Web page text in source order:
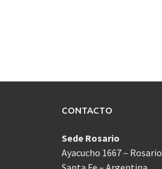
CONTACTO
Sede Rosario
Ayacucho 1667 – Rosario